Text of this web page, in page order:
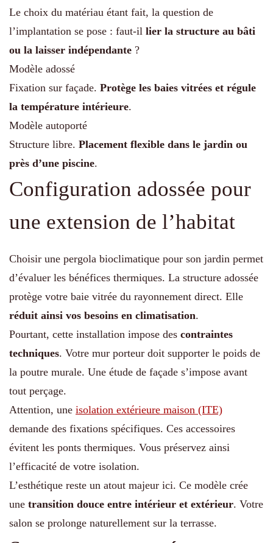
Le choix du matériau étant fait, la question de
l’implantation se pose : faut-il lier la structure au bâti
ou la laisser indépendante ?
Modèle adossé
Fixation sur façade. Protège les baies vitrées et régule
la température intérieure.
Modèle autoporté
Structure libre. Placement flexible dans le jardin ou
près d’une piscine.
Configuration adossée pour
une extension de l’habitat
Choisir une pergola bioclimatique pour son jardin permet
d’évaluer les bénéfices thermiques. La structure adossée
protège votre baie vitrée du rayonnement direct. Elle
réduit ainsi vos besoins en climatisation.
Pourtant, cette installation impose des contraintes
techniques. Votre mur porteur doit supporter le poids de
la poutre murale. Une étude de façade s’impose avant
tout perçage.
Attention, une isolation extérieure maison (ITE)
demande des fixations spécifiques. Ces accessoires
évitent les ponts thermiques. Vous préservez ainsi
l’efficacité de votre isolation.
L’esthétique reste un atout majeur ici. Ce modèle crée
une transition douce entre intérieur et extérieur. Votre
salon se prolonge naturellement sur la terrasse.